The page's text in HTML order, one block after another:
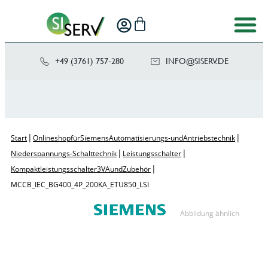
+49 (3761) 757-280 ED.VRE
SIS@OF
NI
Start | Onlineshop für Siemens Automatisierungs- und Antriebstechnik |
Niederspannungs-Schalttechnik | Leistungsschalter |
Kompaktleistungsschalter 3VA und Zubehör |
MCCB_IEC_BG400_4P_200KA_ETU850_ LSI
Abbildung ähnlich